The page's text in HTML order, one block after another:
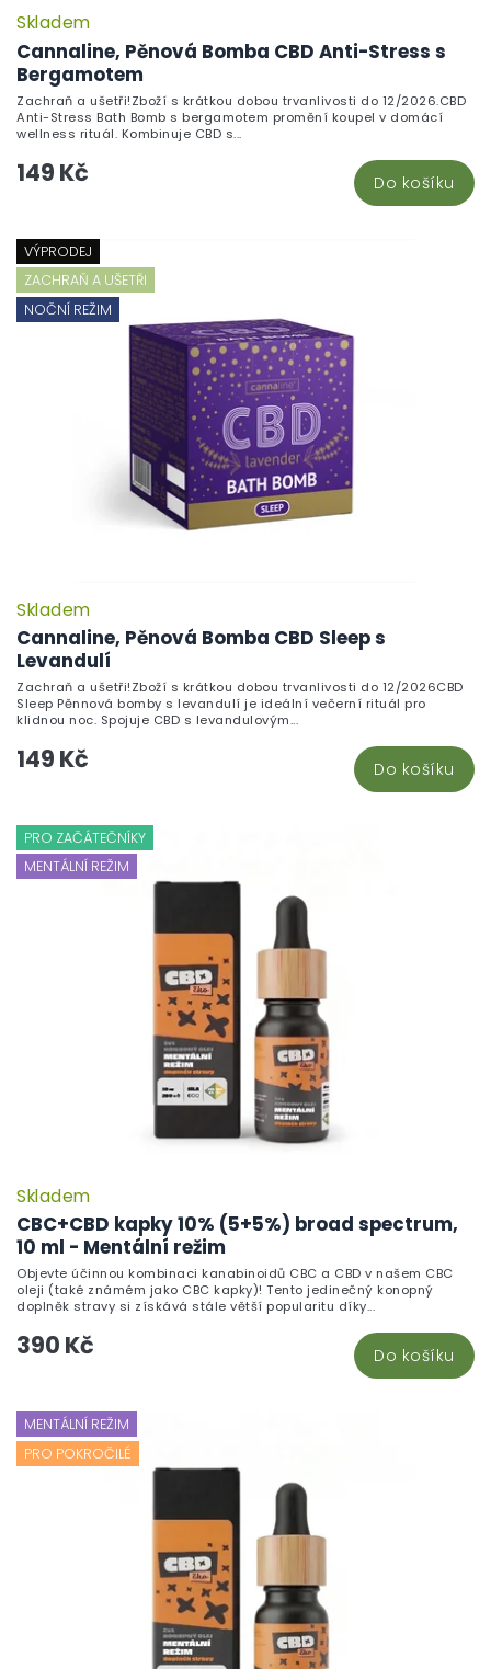
Cannaline, Pěnová Bomba CBD Anti-Stress s
Bergamotem
Skladem
149 Kč Do košíku
Zachraň a ušetři!Zboží s krátkou dobou trvanlivosti do 12/2026.CBD
Anti-Stress Bath Bomb s bergamotem promění koupel v domácí
wellness rituál. Kombinuje CBD s...
VÝPRODEJ
ZACHRAŇ A UŠETŘI
NOČNÍ REŽIM
Cannaline, Pěnová Bomba CBD Sleep s
Levandulí
Skladem
149 Kč Do košíku
Zachraň a ušetři!Zboží s krátkou dobou trvanlivosti do 12/2026CBD
Sleep Pěnnová bomby s levandulí je ideální večerní rituál pro
klidnou noc. Spojuje CBD s levandulovým...
PRO ZAČÁTEČNÍKY
MENTÁLNÍ REŽIM
CBC+CBD kapky 10% (5+5%) broad spectrum,
10 ml - Mentální režim
Skladem
390 Kč Do košíku
Objevte účinnou kombinaci kanabinoidů CBC a CBD v našem CBC
oleji (také známém jako CBC kapky)! Tento jedinečný konopný
doplněk stravy si získává stále větší popularitu díky...
MENTÁLNÍ REŽIM
PRO POKROČILÉ